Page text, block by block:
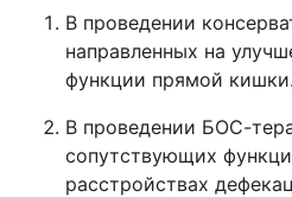
В проведении
направленных на
функции прямой кишки.
В проведении БОС-
сопутствующих
расстройствах